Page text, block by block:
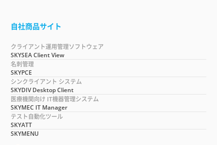
自社商品サイト
クライアント運用管理ソフトウェア
SKYSEA Client View
名刺管理
SKYPCE
シンクライアント システム
SKYDIV Desktop Client
医療機関向け IT機器管理システム
SKYMEC IT Manager
テスト自動化ツール
SKYATT
SKYMENU